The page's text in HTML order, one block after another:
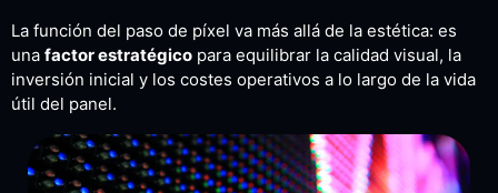
La función del paso de píxel va más allá de la estética: es
una factor estratégico para equilibrar la calidad visual, la
inversión inicial y los costes operativos a lo largo de la vida
útil del panel.